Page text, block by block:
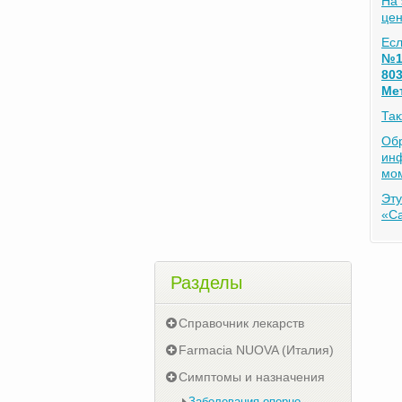
Разделы
Справочник лекарств
Farmacia NUOVA (Италия)
Симптомы и назначения